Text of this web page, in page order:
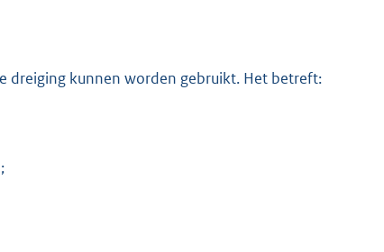
dreiging kunnen worden gebruikt. Het betreft: